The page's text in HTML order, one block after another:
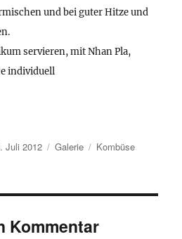
und bei guter Hitze und
servieren, mit Nhan Pla,
individuell
Juli 2012 Format
Galerie Kategorien
Kombüse
Kommentar